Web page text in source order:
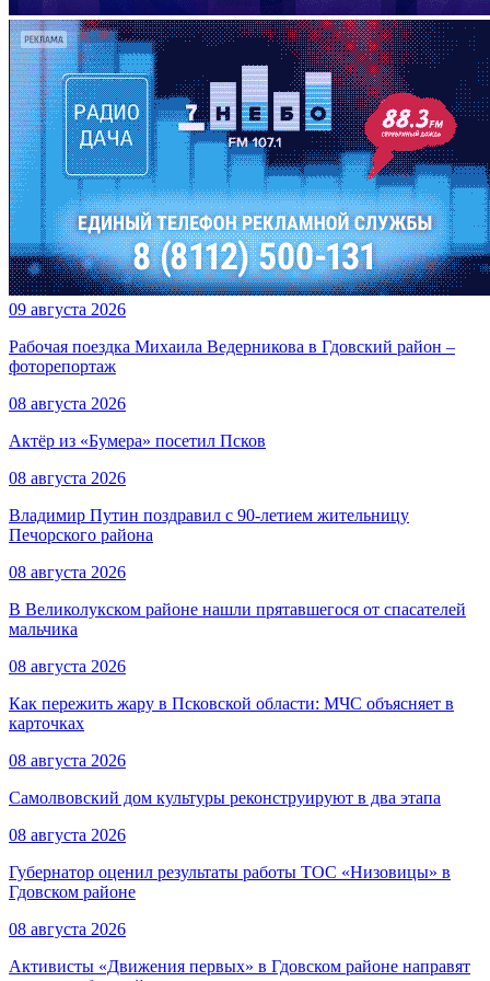
09 августа 2026
Рабочая поездка Михаила Ведерникова в Гдовский район –
фоторепортаж
08 августа 2026
Актёр из «Бумера» посетил Псков
08 августа 2026
Владимир Путин поздравил с 90-летием жительницу
Печорского района
08 августа 2026
В Великолукском районе нашли прятавшегося от спасателей
мальчика
08 августа 2026
Как пережить жару в Псковской области: МЧС объясняет в
карточках
08 августа 2026
Самолвовский дом культуры реконструируют в два этапа
08 августа 2026
Губернатор оценил результаты работы ТОС «Низовицы» в
Гдовском районе
08 августа 2026
Активисты «Движения первых» в Гдовском районе направят